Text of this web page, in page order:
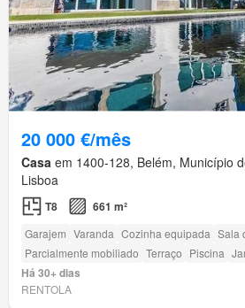
20 000 €/mês
Casa em 1400-128, Belém, Município
Lisboa
T8 661 m²
Garajem Varanda Cozinha equipada Sala
Parcialmente mobiliado Terraço Piscina
Há 30+ dias
RENTOLA